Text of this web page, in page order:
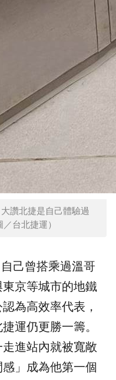
讚北捷是自己體驗過
台北捷運）
己曾搭乘過溫哥
京等城市的地鐵
為高效率代表，
運仍更勝一籌。
進站內就被寬敞
感」成為他第一個